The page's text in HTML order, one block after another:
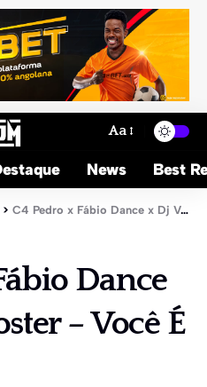
Aa
News Best
> C4 Pedro x Fábio Dance x Dj Vado Poster – Você É Quem?
Dance
– Você É